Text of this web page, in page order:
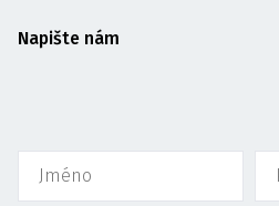
Napište nám